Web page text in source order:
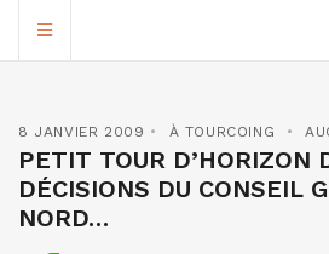
8 JANVIER 2009 À TOURCOING
PETIT TOUR D’HORIZON
DÉCISIONS DU CONSEIL
NORD…